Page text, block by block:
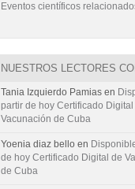
Eventos científicos
NUESTROS LECTORES
Tania Izquierdo Pamias en
partir de hoy Certificado Digital
Vacunación de Cuba
Yoenia diaz bello en
de hoy Certificado Digital de
de Cuba